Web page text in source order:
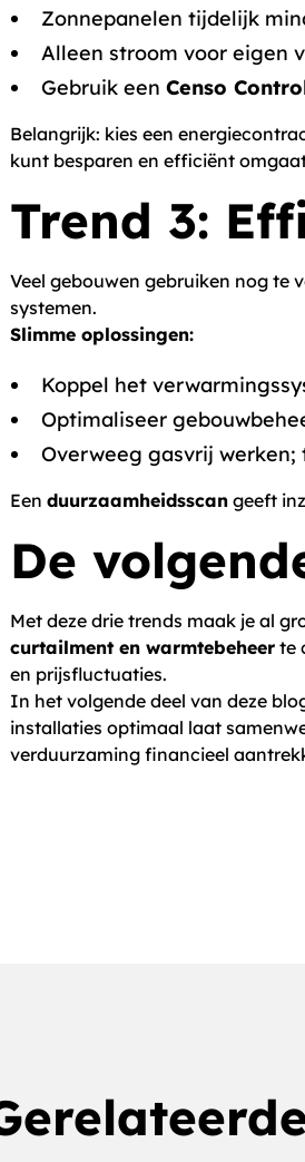
Zonnepanelen tijdelijk
Alleen stroom voor eigen
Gebruik eenCenso
Belangrijk: kies een
kunt besparen en efficiënt
Trend 3:
Veel gebouwen gebruiken nog te
systemen.
Slimme oplossingen:
Koppel het
Optimaliseer
Overweeg gasvrij
Eenduurzaamheidsscan geeft
De
Met deze drie trends maak je al
curtailment en warmtebeheer te
en prijsfluctuaties.
In het volgende deel van deze
installaties optimaal laat
verduurzaming financieel